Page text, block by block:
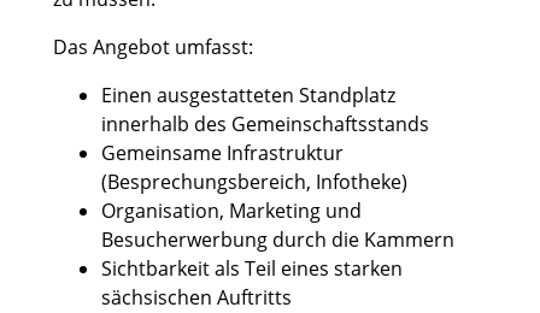
Das Angebot umfasst:
Einen ausgestatteten Standplatz
innerhalb des Gemeinschaftsstands
Gemeinsame Infrastruktur
(Besprechungsbereich, Infotheke)
Organisation, Marketing und
Besucherwerbung durch die Kammern
Sichtbarkeit als Teil eines starken
sächsischen Auftritts